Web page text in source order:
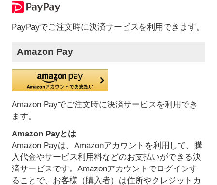
PayPayでご注文時に決済サービスを利用できます。
Amazon Pay
Amazon Payでご注文時に決済サービスを利用でき
ます。
Amazon Payとは
Amazon Payは、Amazonアカウントを利用して、購
入代金やサービス利用料などのお支払いができる決
済サービスです。Amazonアカウントでログインす
ることで、お客様（購入者）は住所やクレジットカ